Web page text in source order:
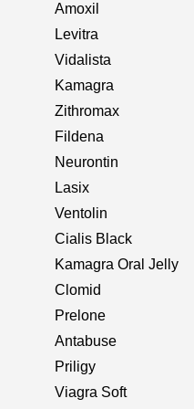
Amoxil
Levitra
Vidalista
Kamagra
Zithromax
Fildena
Neurontin
Lasix
Ventolin
Cialis Black
Kamagra Oral Jelly
Clomid
Prelone
Antabuse
Priligy
Viagra Soft